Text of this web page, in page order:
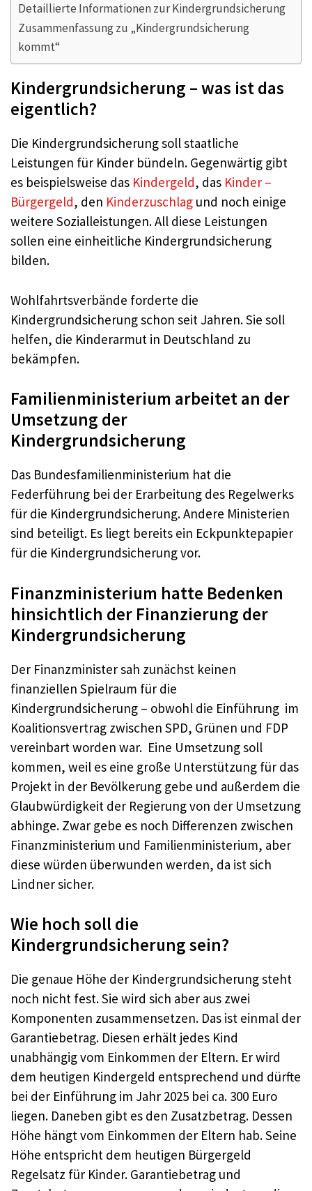
Detaillierte Informationen zur Kindergrundsicherung
Zusammenfassung zu „Kindergrundsicherung
kommt“
Kindergrundsicherung – was ist das
eigentlich?
Die Kindergrundsicherung soll staatliche
Leistungen für Kinder bündeln. Gegenwärtig gibt
es beispielsweise das Kindergeld, das Kinder –
Bürgergeld, den Kinderzuschlag und noch einige
weitere Sozialleistungen. All diese Leistungen
sollen eine einheitliche Kindergrundsicherung
bilden.
Wohlfahrtsverbände forderte die
Kindergrundsicherung schon seit Jahren. Sie soll
helfen, die Kinderarmut in Deutschland zu
bekämpfen.
Familienministerium arbeitet an der
Umsetzung der
Kindergrundsicherung
Das Bundesfamilienministerium hat die
Federführung bei der Erarbeitung des Regelwerks
für die Kindergrundsicherung. Andere Ministerien
sind beteiligt. Es liegt bereits ein Eckpunktepapier
für die Kindergrundsicherung vor.
Finanzministerium hatte Bedenken
hinsichtlich der Finanzierung der
Kindergrundsicherung
Der Finanzminister sah zunächst keinen
finanziellen Spielraum für die
Kindergrundsicherung – obwohl die Einführung im
Koalitionsvertrag zwischen SPD, Grünen und FDP
vereinbart worden war. Eine Umsetzung soll
kommen, weil es eine große Unterstützung für das
Projekt in der Bevölkerung gebe und außerdem die
Glaubwürdigkeit der Regierung von der Umsetzung
abhinge. Zwar gebe es noch Differenzen zwischen
Finanzministerium und Familienministerium, aber
diese würden überwunden werden, da ist sich
Lindner sicher.
Wie hoch soll die
Kindergrundsicherung sein?
Die genaue Höhe der Kindergrundsicherung steht
noch nicht fest. Sie wird sich aber aus zwei
Komponenten zusammensetzen. Das ist einmal der
Garantiebetrag. Diesen erhält jedes Kind
unabhängig vom Einkommen der Eltern. Er wird
dem heutigen Kindergeld entsprechend und dürfte
bei der Einführung im Jahr 2025 bei ca. 300 Euro
liegen. Daneben gibt es den Zusatzbetrag. Dessen
Höhe hängt vom Einkommen der Eltern hab. Seine
Höhe entspricht dem heutigen Bürgergeld
Regelsatz für Kinder. Garantiebetrag und